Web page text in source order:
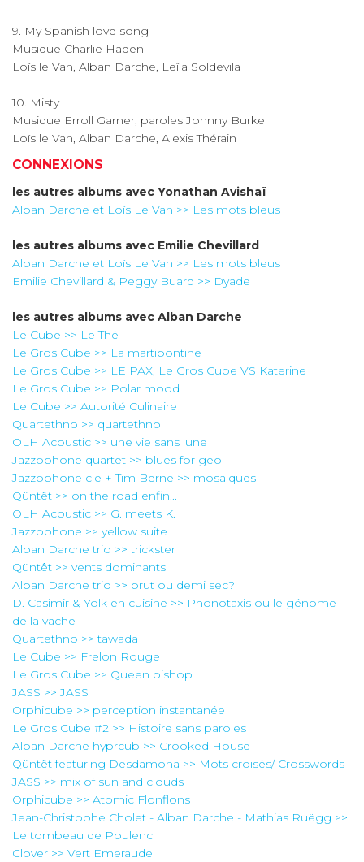
9. My Spanish love song
Musique Charlie Haden
Loïs le Van, Alban Darche, Leïla Soldevila
10. Misty
Musique Erroll Garner, paroles Johnny Burke
Loïs le Van, Alban Darche, Alexis Thérain
CONNEXIONS
les autres albums avec Yonathan Avishaï
Alban Darche et Loïs Le Van >> Les mots bleus
les autres albums avec Emilie Chevillard
Alban Darche et Loïs Le Van >> Les mots bleus
Emilie Chevillard & Peggy Buard >> Dyade
les autres albums avec Alban Darche
Le Cube >> Le Thé
Le Gros Cube >> La martipontine
Le Gros Cube >> LE PAX, Le Gros Cube VS Katerine
Le Gros Cube >> Polar mood
Le Cube >> Autorité Culinaire
Quartethno >> quartethno
OLH Acoustic >> une vie sans lune
Jazzophone quartet >> blues for geo
Jazzophone cie + Tim Berne >> mosaiques
Qüntêt >> on the road enfin...
OLH Acoustic >> G. meets K.
Jazzophone >> yellow suite
Alban Darche trio >> trickster
Qüntêt >> vents dominants
Alban Darche trio >> brut ou demi sec?
D. Casimir & Yolk en cuisine >> Phonotaxis ou le génome
de la vache
Quartethno >> tawada
Le Cube >> Frelon Rouge
Le Gros Cube >> Queen bishop
JASS >> JASS
Orphicube >> perception instantanée
Le Gros Cube #2 >> Histoire sans paroles
Alban Darche hyprcub >> Crooked House
Qüntêt featuring Desdamona >> Mots croisés/ Crosswords
JASS >> mix of sun and clouds
Orphicube >> Atomic Flonflons
Jean-Christophe Cholet - Alban Darche - Mathias Ruëgg >>
Le tombeau de Poulenc
Clover >> Vert Emeraude